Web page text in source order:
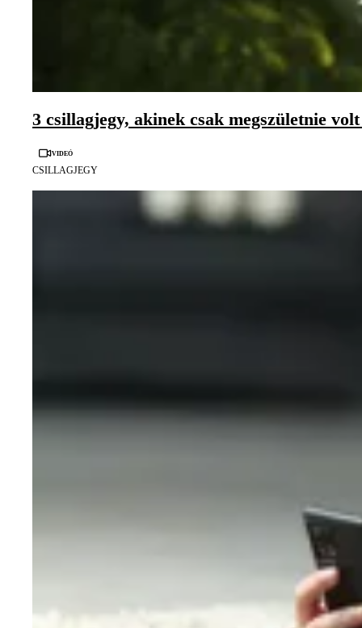
3 csillagjegy, akinek csak megszületnie
Videó
CSILLAGJEGY